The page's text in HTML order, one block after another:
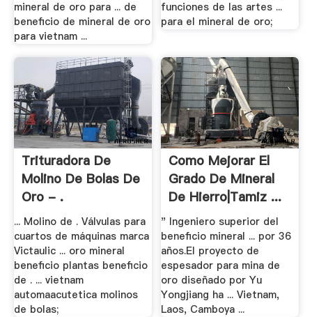
mineral de oro para ... de
beneficio de mineral de oro
para vietnam ...
funciones de las artes ...
para el mineral de oro;
Trituradora De
Molino De Bolas De
Oro - .
... Molino de . Válvulas para
cuartos de máquinas marca
Victaulic ... oro mineral
beneficio plantas beneficio
de . ... vietnam
automaacutetica molinos
de bolas;
Como Mejorar El
Grado De Mineral
De Hierro|tamiz ...
" Ingeniero superior del
beneficio mineral ... por 36
años.El proyecto de
espesador para mina de
oro diseñado por Yu
Yongjiang ha ... Vietnam,
Laos, Camboya ...